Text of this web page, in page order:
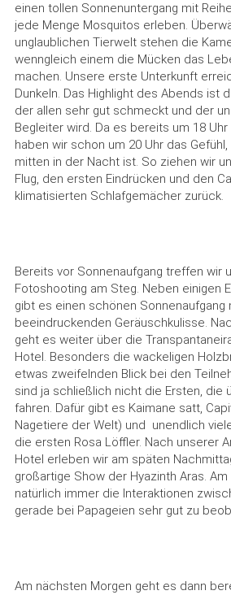
einen tollen Sonnenuntergang mit
jede Menge Mosquitos erleben.
unglaublichen Tierwelt stehen die
wenngleich einem die Mücken das
machen. Unsere erste Unterkunft
Dunkeln. Das Highlight des Abends ist
der allen sehr gut schmeckt und der
Begleiter wird. Da es bereits um 18
haben wir schon um 20 Uhr das
mitten in der Nacht ist. So ziehen wir
Flug, den ersten Eindrücken und den
klimatisierten Schlafgemächer zurück.
Bereits vor Sonnenaufgang treffen wir
Fotoshooting am Steg. Neben einigen
gibt es einen schönen Sonnenaufgang
beeindruckenden Geräuschkulisse.
geht es weiter über die
Hotel. Besonders die wackeligen
etwas zweifelnden Blick bei den
sind ja schließlich nicht die Ersten, die
fahren. Dafür gibt es Kaimane satt,
Nagetiere der Welt) und unendlich
die ersten Rosa Löffler. Nach unserer
Hotel erleben wir am späten
großartige Show der Hyazinth Aras.
natürlich immer die Interaktionen
gerade bei Papageien sehr gut zu
Am nächsten Morgen geht es dann